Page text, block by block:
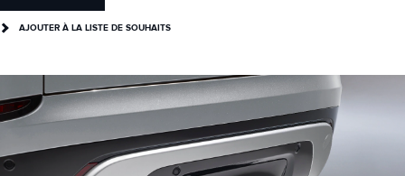
AJOUTER À LA LISTE DE SOUHAITS